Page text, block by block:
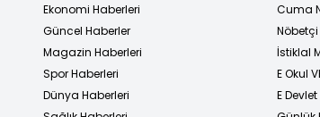
Ekonomi Haberleri
Güncel Haberler
Magazin Haberleri
Spor Haberleri
Dünya Haberleri
Cuma
İstiklal
E Okul
E